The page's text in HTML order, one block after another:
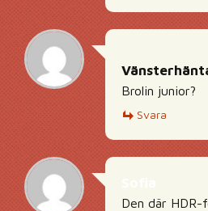
Brolin junior?
Svara
Den där HDR-